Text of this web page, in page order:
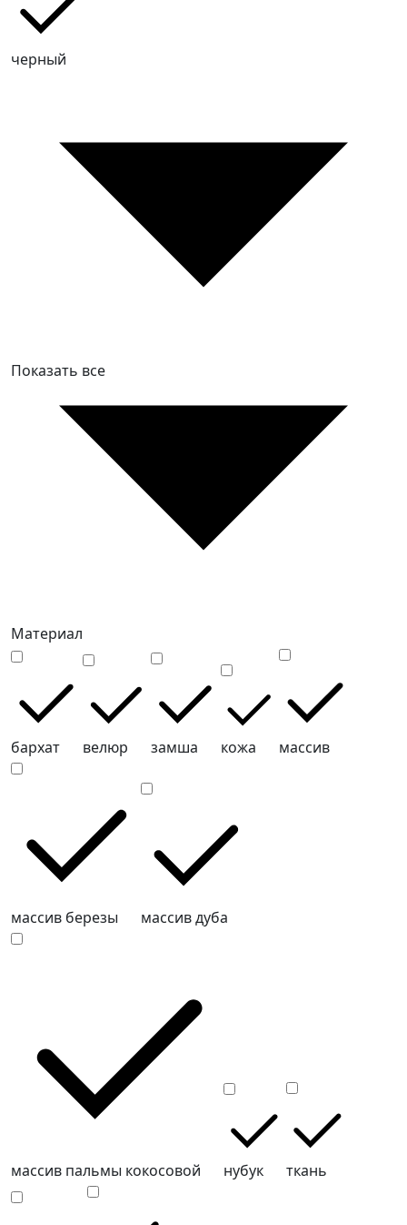
черный
Показать все
Материал
бархат велюр замша кожа массив
массив березы массив дуба
массив пальмы кокосовой нубук ткань